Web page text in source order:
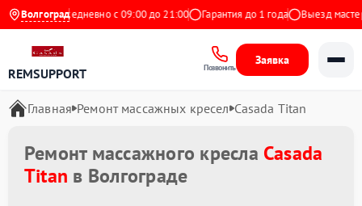
Волгоград
Ежедневно с 09:00 до 21:00 Гарантия до 1 года Выезд мастера
REMSUPPORT Позвонить
Заявка
Главная Ремонт массажных кресел Casada Titan
Ремонт массажного кресла Casada
Titan в Волгограде